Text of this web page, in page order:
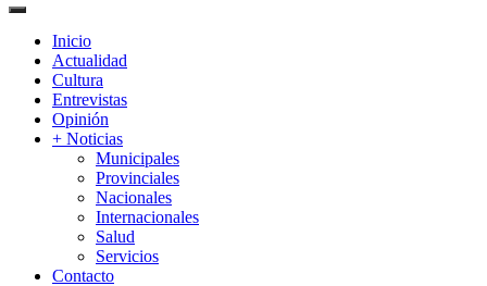
Primary
Inicio
Actualidad
Cultura
Entrevistas
Opinión
+ Noticias
Municipales
Provinciales
Nacionales
Internacionales
Salud
Servicios
Contacto